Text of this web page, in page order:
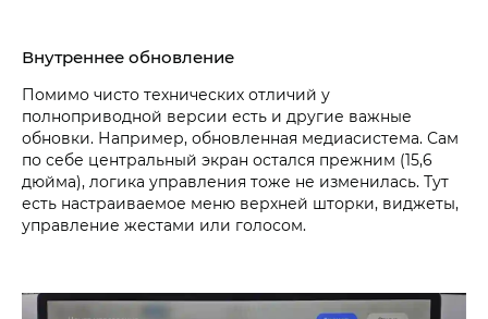
Внутреннее обновление
Помимо чисто технических отличий у
полноприводной версии есть и другие важные
обновки. Например, обновленная медиасистема. Сам
по себе центральный экран остался прежним (15,6
дюйма), логика управления тоже не изменилась. Тут
есть настраиваемое меню верхней шторки, виджеты,
управление жестами или голосом.